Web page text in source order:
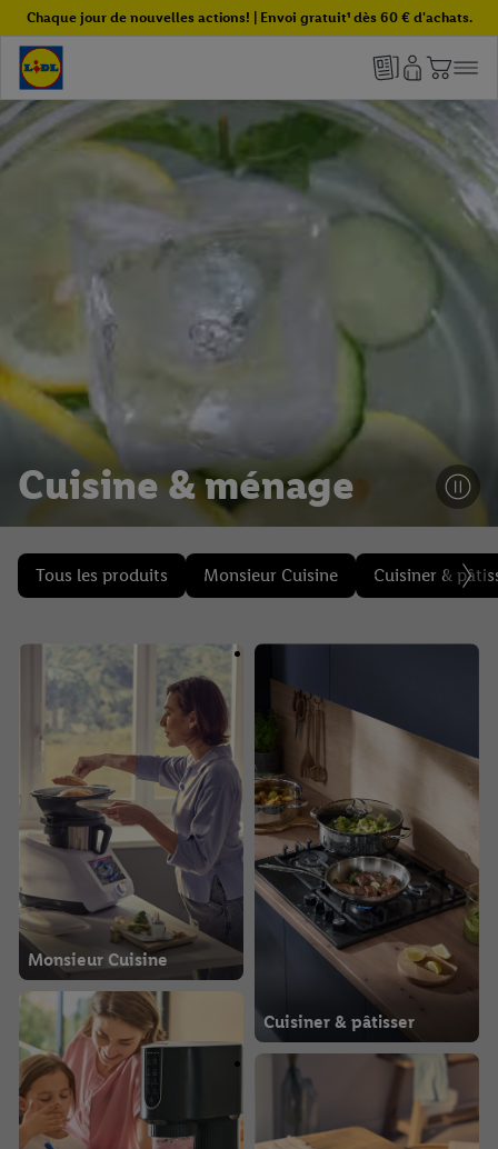
Chaque jour de nouvelles actions! | Envoi gratuit¹ dès 60 € d'achats.
Cuisine & ménage
Tous les produits Monsieur Cuisine Cuisiner &
Monsieur Cuisine
Cuisiner & pâtisser